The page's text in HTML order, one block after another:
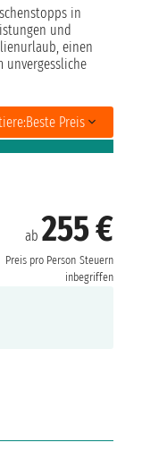
in
und
einen
unvergessliche
Beste Preis
ab 255 €
Preis pro Person Steuern
inbegriffen